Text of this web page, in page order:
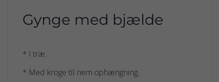
Gynge med bjælde
* I træ.
* Med kroge til nem ophængning.